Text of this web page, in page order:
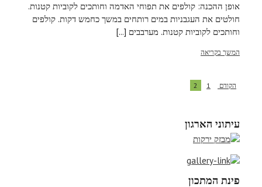
אופן ההכנה: קולפים את תפוחי האדמה וחותכים לקוביות קטנות.
חולטים את העגבניות במים רותחים במשך כחמש דקות. קולפים
וחותכים לקוביות קטנות. מערבבים [...]
המשך בקריאה
הקודם 1
2
עיתוני הארגון
פינת המתכון